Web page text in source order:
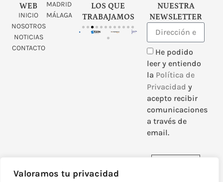
Valoramos tu privacidad
WEB
INICIO
NOSOTROS
NOTICIAS
CONTACTO
MADRID
MÁLAGA
LOS QUE
TRABAJAMOS
NUESTRA
NEWSLETTER
He podido
leer y entiendo
la Política de
Privacidad y
acepto recibir
comunicaciones
a través de
email.